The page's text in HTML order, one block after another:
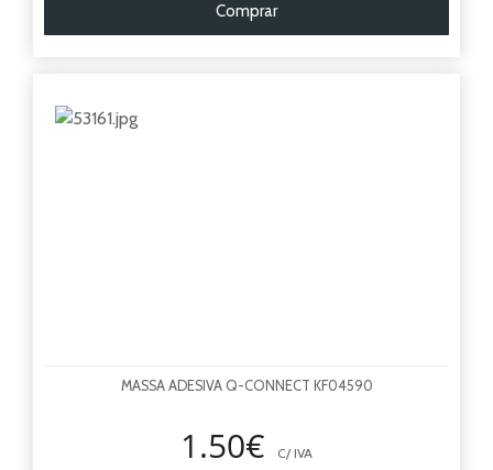
Comprar
MASSA ADESIVA Q-CONNECT KF04590
1.50€
C/ IVA